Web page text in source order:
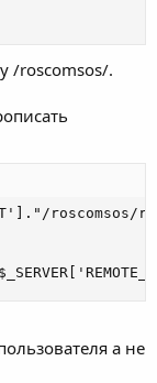
/roscomsos/.
а не